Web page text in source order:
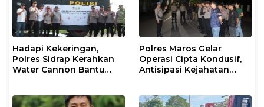
Hadapi Kekeringan,
Polres Sidrap Kerahkan
Water Cannon Bantu
Polres Maros Gelar
Operasi Cipta Kondusif,
Antisipasi Kejahatan